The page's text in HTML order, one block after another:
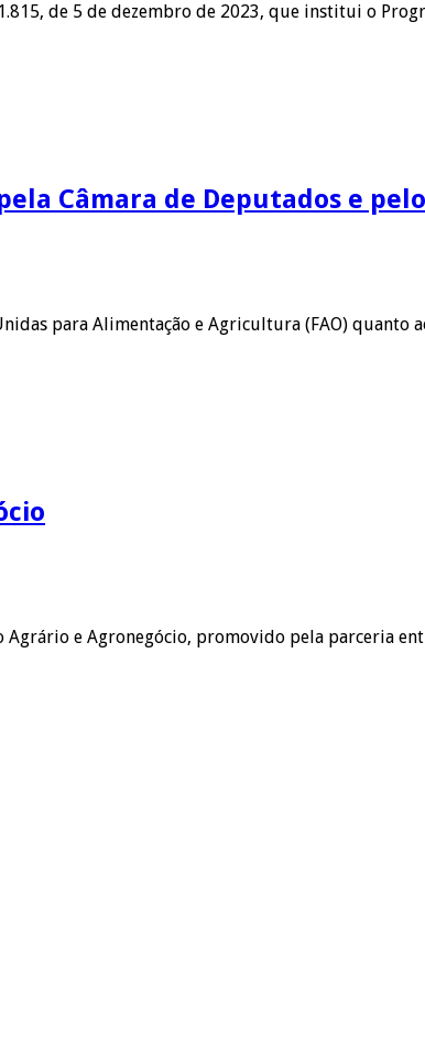
de 5 de dezembro de 2023, que institui o
Câmara de Deputados e
para Alimentação e Agricultura (FAO) quanto
e Agronegócio, promovido pela parceria